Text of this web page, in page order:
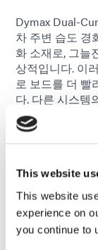
This website
This website
experience on
you continue to
Dymax Dual-
차 주변 습도 경
화 소재로, 그늘
상적입니다. 이
로 보드를 더 빨
다. 다른 시스템
추가 처리 및 최
제트 분사가 가
소재 사용이 가
해 팽창하여 보
경화되지 않은
므로 추가 관련